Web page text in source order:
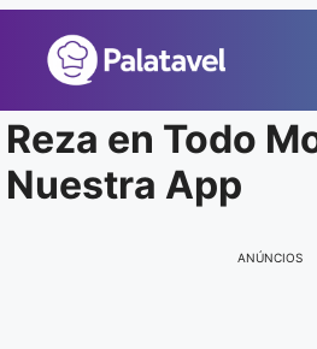
conteúdo
Reza en Todo
Nuestra App
ANÚNCIOS